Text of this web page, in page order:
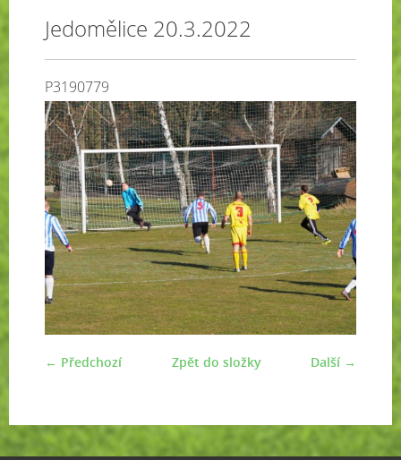
Jedomělice 20.3.2022
P3190779
← Předchozí Další →
Zpět do složky